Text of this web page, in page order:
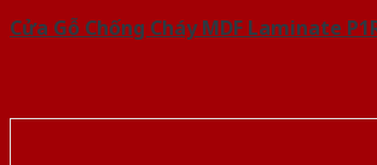
Cửa Gỗ Chống Cháy MDF Laminate